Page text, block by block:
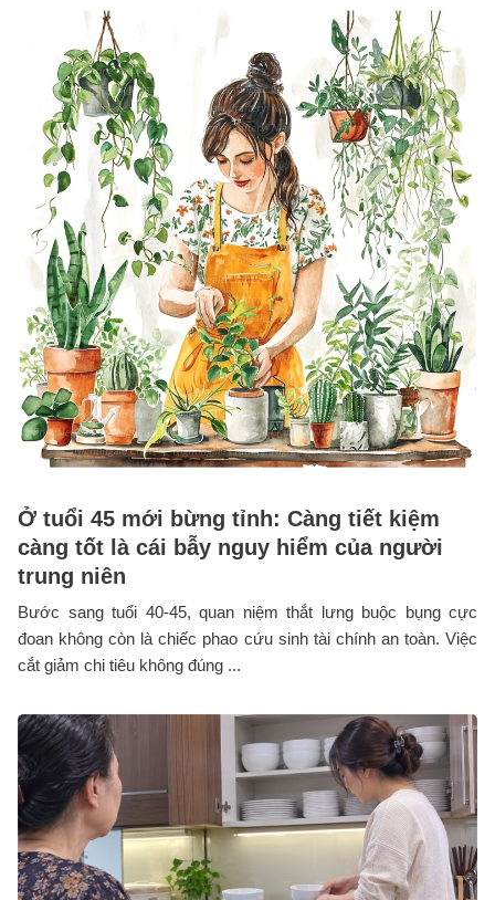
Ở tuổi 45 mới bừng tỉnh: Càng tiết kiệm
càng tốt là cái bẫy nguy hiểm của người
trung niên
Bước sang tuổi 40-45, quan niệm thắt lưng buộc bụng cực
đoan không còn là chiếc phao cứu sinh tài chính an toàn. Việc
cắt giảm chi tiêu không đúng ...